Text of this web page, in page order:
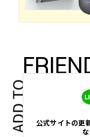
ADD TO
公式サイトの更